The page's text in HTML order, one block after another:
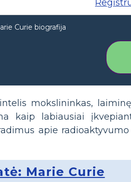
Curie biografija
mokslininkas,
kaip labiausiai
apie
Marie Curie